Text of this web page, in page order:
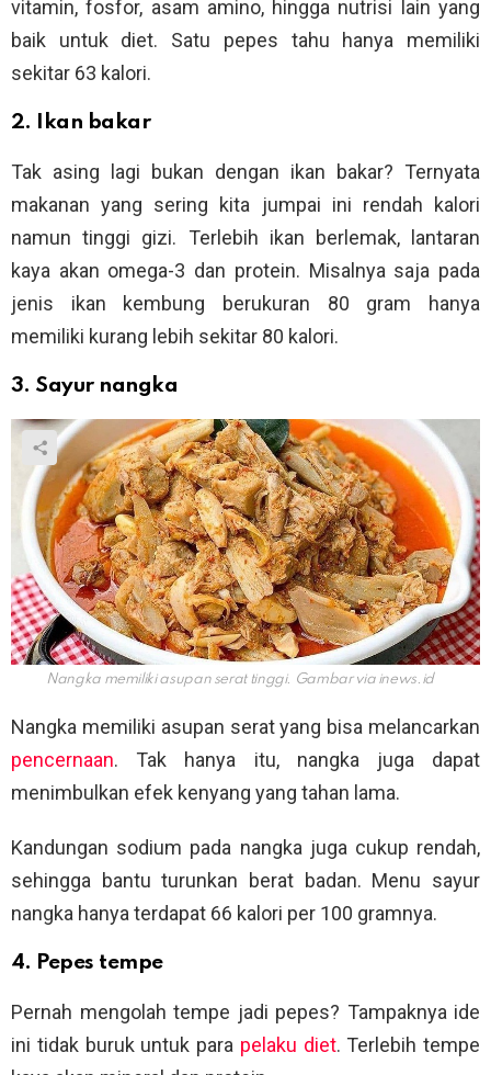
vitamin, fosfor, asam amino, hingga nutrisi lain yang
baik untuk diet. Satu pepes tahu hanya memiliki
sekitar 63 kalori.
2. Ikan bakar
Tak asing lagi bukan dengan ikan bakar? Ternyata
makanan yang sering kita jumpai ini rendah kalori
namun tinggi gizi. Terlebih ikan berlemak, lantaran
kaya akan omega-3 dan protein. Misalnya saja pada
jenis ikan kembung berukuran 80 gram hanya
memiliki kurang lebih sekitar 80 kalori.
3. Sayur nangka
Nangka memiliki asupan serat tinggi. Gambar via inews.id
Nangka memiliki asupan serat yang bisa melancarkan
pencernaan. Tak hanya itu, nangka juga dapat
menimbulkan efek kenyang yang tahan lama.
Kandungan sodium pada nangka juga cukup rendah,
sehingga bantu turunkan berat badan. Menu sayur
nangka hanya terdapat 66 kalori per 100 gramnya.
4. Pepes tempe
Pernah mengolah tempe jadi pepes? Tampaknya ide
ini tidak buruk untuk para pelaku diet. Terlebih tempe